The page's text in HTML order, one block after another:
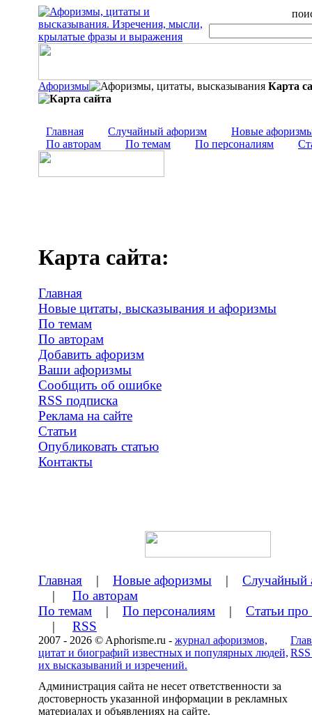
Афоризмы Карта
Главная Случайный афоризм
Новые
По авторам
По темам По персоналиям
Карта сайта:
Главная
Новые цитаты, высказывания и афоризмы
По темам
По авторам
Добавить афоризм
Ваши афоризмы
Сообщить об ошибке
RSS подписка
Реклама на сайте
Статьи
Опубликовать статью
Контакты
Главная | Новые афоризмы | Случайный
| По авторам
По темам | По персоналиям | Статьи
| RSS
2007 - 2026 © Aphorisme.ru - журнал афоризмов,
цитат и биографий известных и популярных людей,
их высказываний и изречений.
Администрация сайта не несет ответственности за
достоверность указанной информации в рекламных
материалах и объявлениях на сайте.